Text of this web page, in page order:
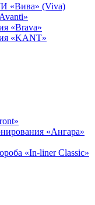
«Вива» (Viva)
«Brava»
«KANT»
«Ангара»
«In-liner Classic»